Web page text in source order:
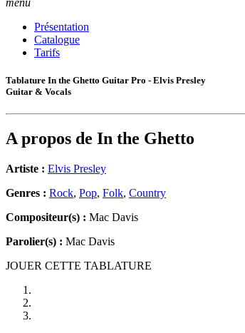
menu
Présentation
Catalogue
Tarifs
Tablature In the Ghetto Guitar Pro - Elvis Presley
Guitar & Vocals
A propos de In the Ghetto
Artiste : Elvis Presley
Genres : Rock, Pop, Folk, Country
Compositeur(s) : Mac Davis
Parolier(s) : Mac Davis
JOUER CETTE TABLATURE